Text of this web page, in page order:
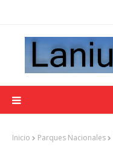
Inicio Parques Nacionales